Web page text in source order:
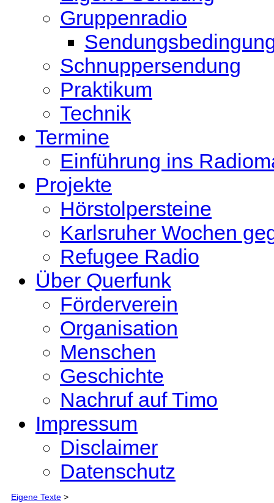
Gruppenradio
Schnuppersendung
Praktikum
Technik
Termine
Einführung ins
Projekte
Hörstolpersteine
Karlsruher Wochen
Refugee Radio
Über Querfunk
Förderverein
Organisation
Menschen
Geschichte
Nachruf auf Timo
Impressum
Disclaimer
Datenschutz
Eigene Texte >